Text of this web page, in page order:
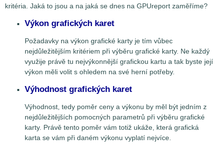
kritéria. Jaká to jsou a na jaká se dnes na GPUreport zaměříme?
Výkon grafických karet
Požadavky na výkon grafické karty je tím vůbec
nejdůležitějším kritériem při výběru grafické karty. Ne každý
využije právě tu nejvýkonnější grafickou kartu a tak byste její
výkon měli volit s ohledem na své herní potřeby.
Výhodnost grafických karet
Výhodnost, tedy poměr ceny a výkonu by měl být jedním z
nejdůležitějších pomocných parametrů při výběru grafické
karty. Právě tento poměr vám totiž ukáže, která grafická
karta se vám při daném výkonu vyplatí nejvíce.